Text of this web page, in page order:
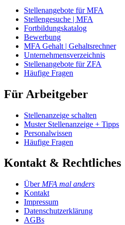
Stellenangebote für MFA
Stellengesuche | MFA
Fortbildungskatalog
Bewerbung
MFA Gehalt | Gehaltsrechner
Unternehmensverzeichnis
Stellenangebote für ZFA
Häufige Fragen
Für Arbeitgeber
Stellenanzeige schalten
Muster Stellenanzeige + Tipps
Personalwissen
Häufige Fragen
Kontakt & Rechtliches
Über MFA mal anders
Kontakt
Impressum
Datenschutzerklärung
AGBs